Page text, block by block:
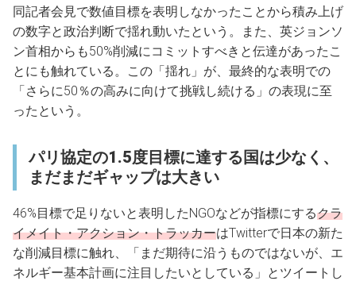
同記者会見で数値目標を表明しなかったことから積み上げ
の数字と政治判断で揺れ動いたという。また、英ジョンソ
ン首相からも50%削減にコミットすべきと伝達があったこ
とにも触れている。この「揺れ」が、最終的な表明での
「さらに50％の高みに向けて挑戦し続ける」の表現に至
ったという。
パリ協定の1.5度目標に達する国は少なく、
まだまだギャップは大きい
46%目標で足りないと表明したNGOなどが指標にするクラ
イメイト・アクション・トラッカーはTwitterで日本の新た
な削減目標に触れ、「まだ期待に沿うものではないが、エ
ネルギー基本計画に注目したいとしている」とツイートし